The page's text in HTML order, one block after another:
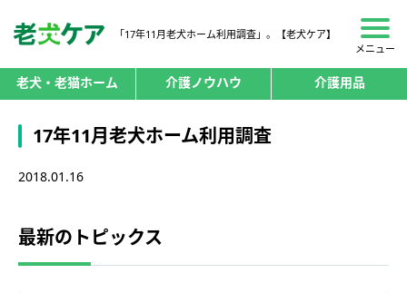
「17年11月老犬ホーム利用調査」。【老犬ケア】
メニュー
老犬・老猫ホーム 介護ノウハウ 介護用品
17年11月老犬ホーム利用調査
2018.01.16
最新のトピックス